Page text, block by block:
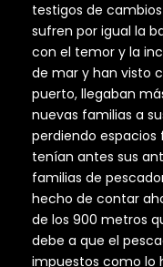
testigos de
sufren por igual la
con el temor y la
de mar y han visto
puerto, llegaban
nuevas familias a
perdiendo
tenían antes sus
familias de
hecho de contar
de los 900 metros
debe a que el
impuestos como lo